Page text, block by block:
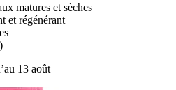
matures et sèches
et régénérant
13 août